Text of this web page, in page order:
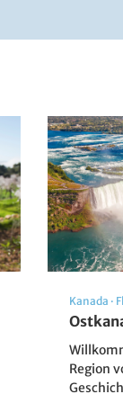
Kanada ·
Region